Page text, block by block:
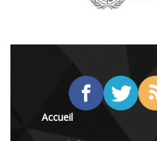
Accueil